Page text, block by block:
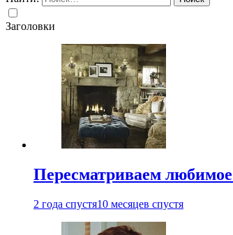
Заголовки
Пересматриваем
2 года спустя10 месяцев спустя